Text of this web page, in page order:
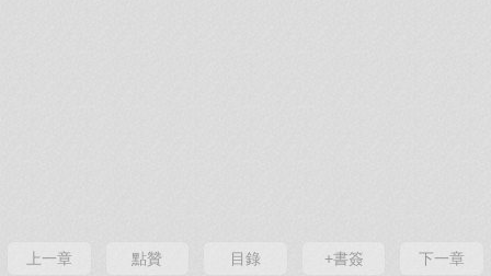
上一章 點贊 目錄 +書簽 下一章